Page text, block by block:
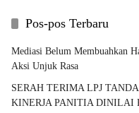
Pos-pos Terbaru
Mediasi Belum Membuahkan
Aksi Unjuk Rasa
SERAH TERIMA LPJ
KINERJA PANITIA DINILAI